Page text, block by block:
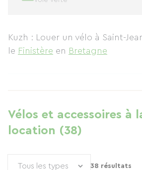
Kuzh : Louer un vélo à Saint-
le Finistère en Bretagne
Vélos et accessoires à
location (38)
38 résultats